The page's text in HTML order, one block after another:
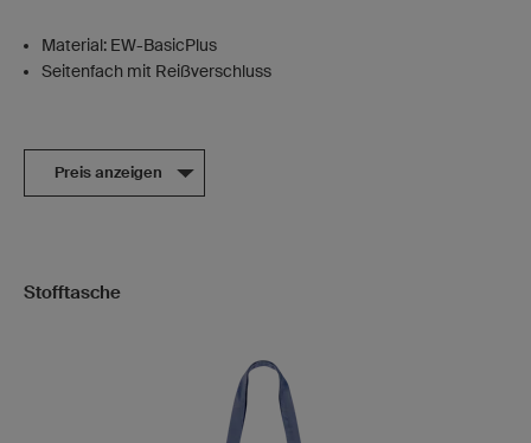
Material: EW-BasicPlus
Seitenfach mit Reißverschluss
Preis anzeigen
Stofftasche